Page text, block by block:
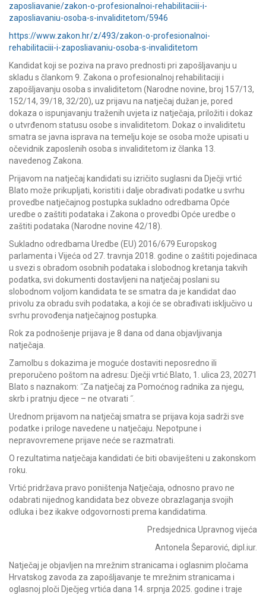
zaposliavanie/zakon-o-profesionalnoi-rehabilitaciii-i-
zaposliavaniu-osoba-s-invaliditetom/5946
https://www.zakon.hr/z/493/zakon-o-profesionalnoi-
rehabilitaciii-i-zaposliavaniu-osoba-s-invaliditetom
Kandidat koji se poziva na pravo prednosti pri zapošljavanju u
skladu s člankom 9. Zakona o profesionalnoj rehabilitaciji i
zapošljavanju osoba s invaliditetom (Narodne novine, broj 157/13,
152/14, 39/18, 32/20), uz prijavu na natječaj dužan je, pored
dokaza o ispunjavanju traženih uvjeta iz natječaja, priložiti i dokaz
o utvrđenom statusu osobe s invaliditetom. Dokaz o invaliditetu
smatra se javna isprava na temelju koje se osoba može upisati u
očevidnik zaposlenih osoba s invaliditetom iz članka 13.
navedenog Zakona.
Prijavom na natječaj kandidati su izričito suglasni da Dječji vrtić
Blato može prikupljati, koristiti i dalje obrađivati podatke u svrhu
provedbe natječajnog postupka sukladno odredbama Opće
uredbe o zaštiti podataka i Zakona o provedbi Opće uredbe o
zaštiti podataka (Narodne novine 42/18).
Sukladno odredbama Uredbe (EU) 2016/679 Europskog
parlamenta i Vijeća od 27. travnja 2018. godine o zaštiti pojedinaca
u svezi s obradom osobnih podataka i slobodnog kretanja takvih
podatka, svi dokumenti dostavljeni na natječaj poslani su
slobodnom voljom kandidata te se smatra da je kandidat dao
privolu za obradu svih podataka, a koji će se obrađivati isključivo u
svrhu provođenja natječajnog postupka.
Rok za podnošenje prijava je 8 dana od dana objavljivanja
natječaja.
Zamolbu s dokazima je moguće dostaviti neposredno ili
preporučeno poštom na adresu: Dječji vrtić Blato, 1. ulica 23, 20271
Blato s naznakom: ˝Za natječaj za Pomoćnog radnika za njegu,
skrb i pratnju djece – ne otvarati ˝.
Urednom prijavom na natječaj smatra se prijava koja sadrži sve
podatke i priloge navedene u natječaju. Nepotpune i
nepravovremene prijave neće se razmatrati.
O rezultatima natječaja kandidati će biti obaviješteni u zakonskom
roku.
Vrtić pridržava pravo poništenja Natječaja, odnosno pravo ne
odabrati nijednog kandidata bez obveze obrazlaganja svojih
odluka i bez ikakve odgovornosti prema kandidatima.
Predsjednica Upravnog vijeća
Antonela Šeparović, dipl.iur.
Natječaj je objavljen na mrežnim stranicama i oglasnim pločama
Hrvatskog zavoda za zapošljavanje te mrežnim stranicama i
oglasnoj ploči Dječjeg vrtića dana 14. srpnja 2025. godine i traje